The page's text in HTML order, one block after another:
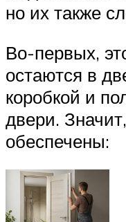
но их также
Во-первых,
остаются в
коробкой и
двери.
обеспечены: